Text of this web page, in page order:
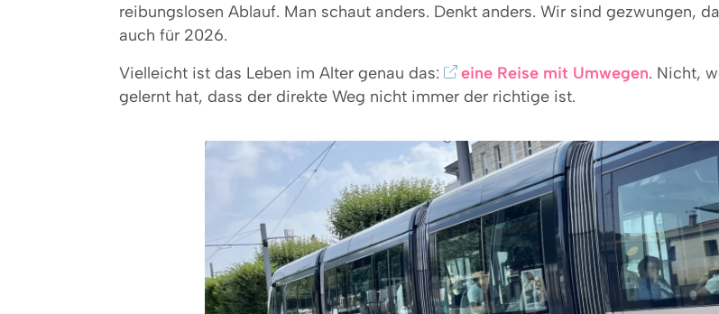
reibungslosen Ablauf. Man schaut anders. Denkt anders. Wir sind gezwungen,
auch für 2026.
Vielleicht ist das Leben im Alter genau das:
eine Reise mit Umwegen. Nicht,
gelernt hat, dass der direkte Weg nicht immer der richtige ist.